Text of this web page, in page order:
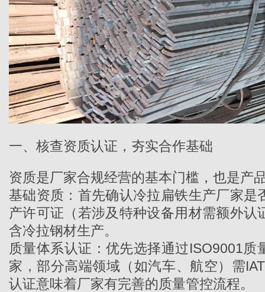
一、核查资质认证，夯实合作基础
资质是厂家合规经营的基本门槛，也是产
基础资质：首先确认冷拉扁铁生产厂家是
产许可证（若涉及特种设备用材需额外认
含冷拉钢材生产。
质量体系认证：优先选择通过ISO9001质
家，部分高端领域（如汽车、航空）需
认证意味着厂家有完善的质量管控流程。